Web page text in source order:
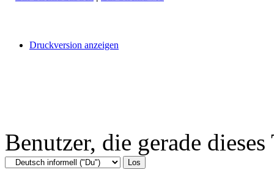
Druckversion anzeigen
Benutzer, die gerade